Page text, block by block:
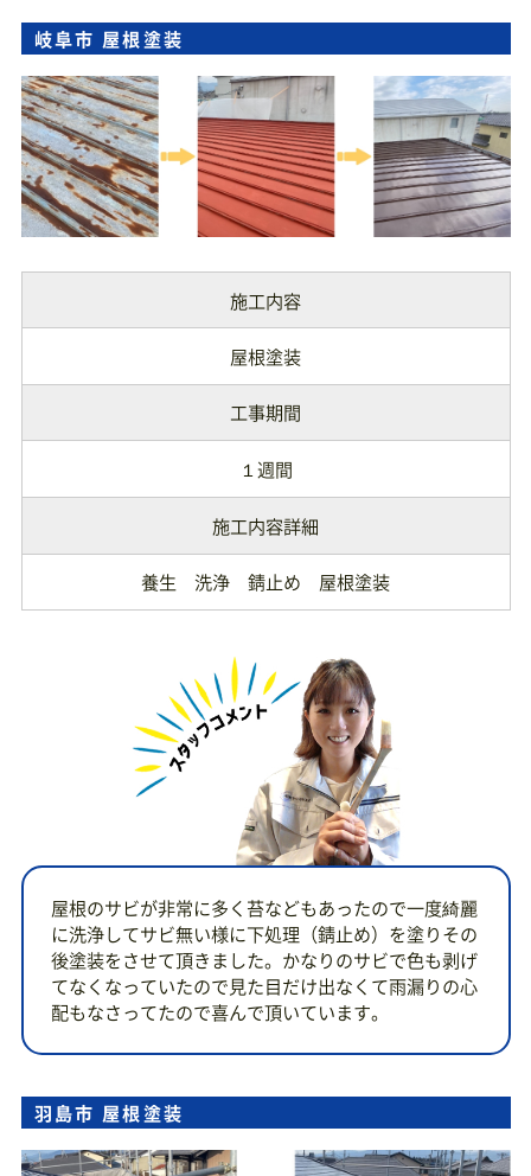
岐阜市 屋根塗装
施工内容
屋根塗装
工事期間
１週間
施工内容詳細
養生 洗浄 錆止め 屋根塗装
屋根のサビが非常に多く苔などもあったので一度綺麗
に洗浄してサビ無い様に下処理（錆止め）を塗りその
後塗装をさせて頂きました。かなりのサビで色も剥げ
てなくなっていたので見た目だけ出なくて雨漏りの心
配もなさってたので喜んで頂いています。
羽島市 屋根塗装